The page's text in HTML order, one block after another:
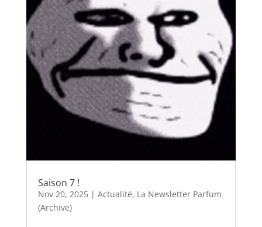
Saison 7 !
Nov 20, 2025| Actualité, La Newsletter Parfum
(Archive)